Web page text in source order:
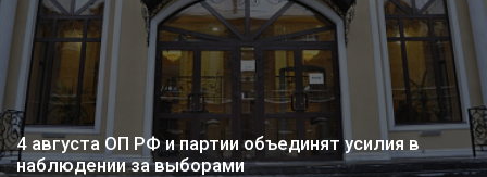
4 августа ОП РФ и партии объединят усилия в
наблюдении за выборами